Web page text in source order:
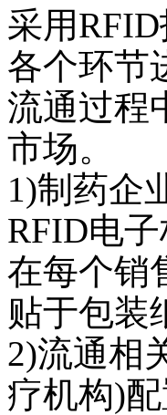
采用RFID
各个环节
流通过程
市场。
1)制药企
RFID电
在每个销
贴于包装
2)流通相
疗机构)